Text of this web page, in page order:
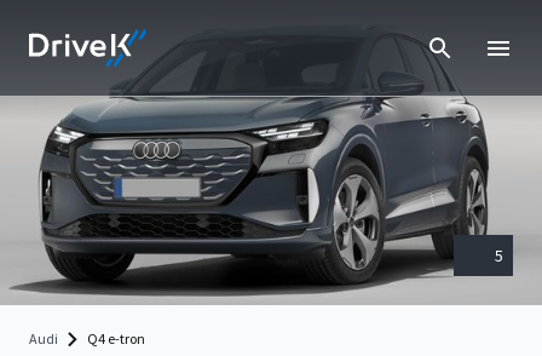
5
Audi Q4 e-tron